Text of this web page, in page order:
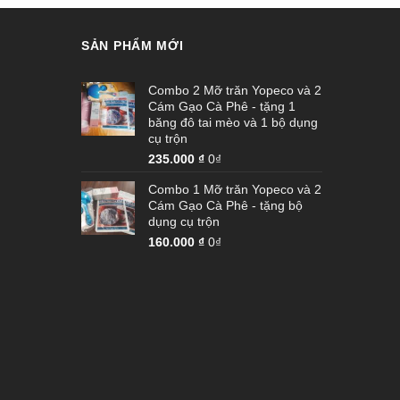
SẢN PHẨM MỚI
Combo 2 Mỡ trăn Yopeco và 2
Cám Gạo Cà Phê - tặng 1
băng đô tai mèo và 1 bộ dụng
cụ trộn
235.000 ₫ 0₫
Combo 1 Mỡ trăn Yopeco và 2
Cám Gạo Cà Phê - tặng bộ
dụng cụ trộn
160.000 ₫ 0₫